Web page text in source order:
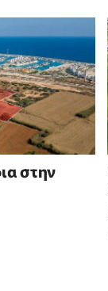
στην